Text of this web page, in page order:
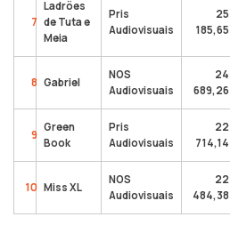
7
Ladrões
de Tuta e
Meia
Pris
Audiovisuais
25
185,65
8 Gabriel
NOS
Audiovisuais
24
689,26
9
Green
Book
Pris
Audiovisuais
22
714,14
10 Miss XL
NOS
Audiovisuais
22
484,38